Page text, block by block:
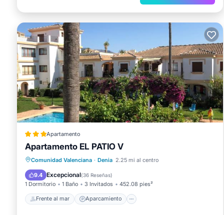
Apartamento
Apartamento EL PATIO V
Comunidad Valenciana · Denia 2.25 mi al centro
9.4 Excepcional(36 Reseñas)
1 Dormitorio 1 Baño 3 Invitados 452.08 pies²
Frente al mar Aparcamiento
Frente al mar Aparcamiento
Vista al mar